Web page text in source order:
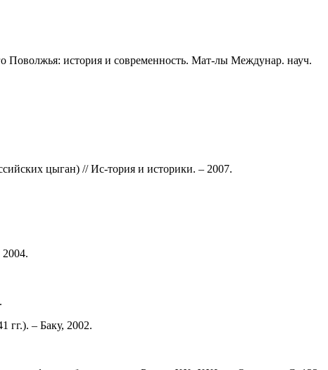
Поволжья: история и современность. Мат-лы Междунар. науч.
цыган) // Ис-тория и историки. – 2007.
– Баку, 2002.